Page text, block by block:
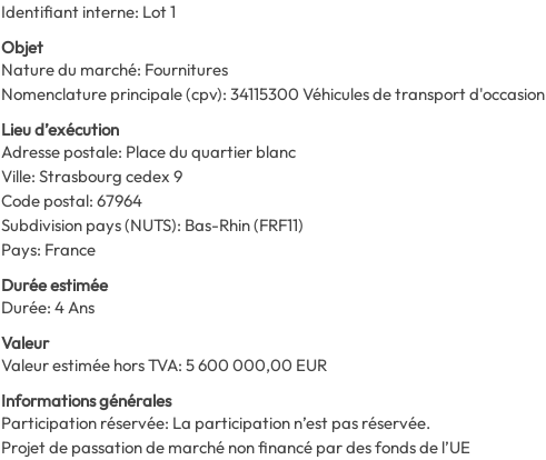
Identifiant interne: Lot 1
Objet
Nature du marché: Fournitures
Nomenclature principale(cpv): 34115300 Véhicules de transport d'occasion
Lieu d’exécution
Adresse postale: Place du quartier blanc
Ville: Strasbourg cedex 9
Code postal: 67964
Subdivision pays (NUTS): Bas-Rhin(FRF11)
Pays: France
Durée estimée
Durée: 4Ans
Valeur
Valeur estimée hors TVA: 5 600 000,00 EUR
Informations générales
Participation réservée: La participation n’est pas réservée.
Projet de passation de marché non financé par des fonds de l’UE